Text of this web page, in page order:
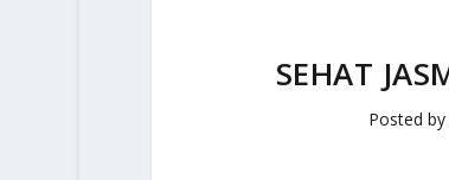
SEHAT
Posted by